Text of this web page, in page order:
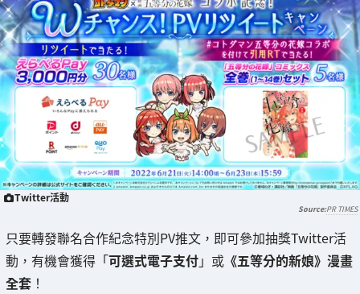
Twitter活動
PR TIMES
只要轉發聯名合作紀念特別PV推文，即可參加抽獎Twitter活
動，有機會獲得「可選式電子支付」或 《五等分的新娘》漫畫
全套 ！